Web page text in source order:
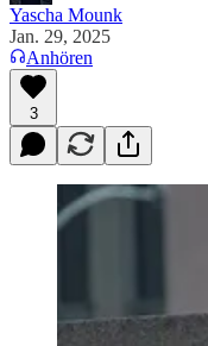
Yascha Mounk
Jan. 29, 2025
Anhören
3